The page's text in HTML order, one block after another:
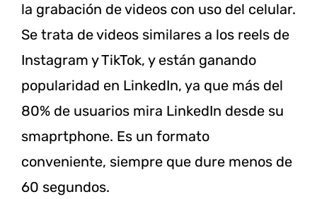
la grabación de videos con uso del celular.
Se trata de videos similares a los reels de
Instagram y TikTok, y están ganando
popularidad en LinkedIn, ya que más del
80% de usuarios mira LinkedIn desde su
smaprtphone. Es un formato
conveniente, siempre que dure menos de
60 segundos.